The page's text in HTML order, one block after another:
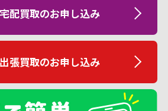
宅配買取のお申し込み
出張買取のお申し込み